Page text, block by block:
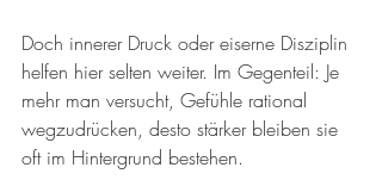
Doch innerer Druck oder eiserne Disziplin
helfen hier selten weiter. Im Gegenteil: Je
mehr man versucht, Gefühle rational
wegzudrücken, desto stärker bleiben sie
oft im Hintergrund bestehen.